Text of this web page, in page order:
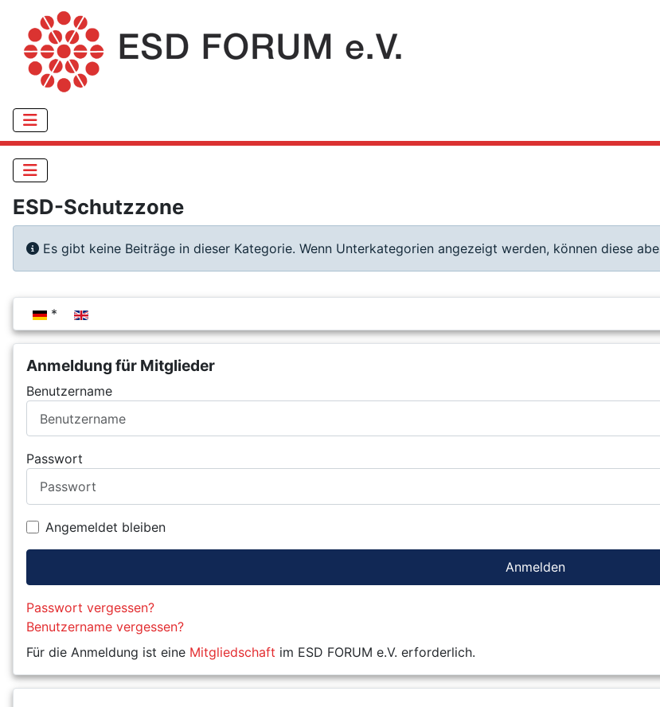
Sprache auswählen
Anmeldung für Mitglieder
Benutzername
Passwort
Angemeldet bleiben
Anmelden
Passwort vergessen?
Benutzername vergessen?
Für die Anmeldung ist eine Mitgliedschaft im ESD FORUM e.V. erforderlich.
ESD-Schutzzone
Information
Es gibt keine Beiträge in dieser Kategorie. Wenn Unterkategorien angezeigt werden, können diese